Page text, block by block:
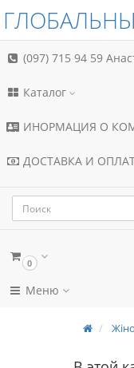
(097) 715 94 59
Каталог
ИНОРМАЦИЯ О
ДОСТАВКА И
0
Меню